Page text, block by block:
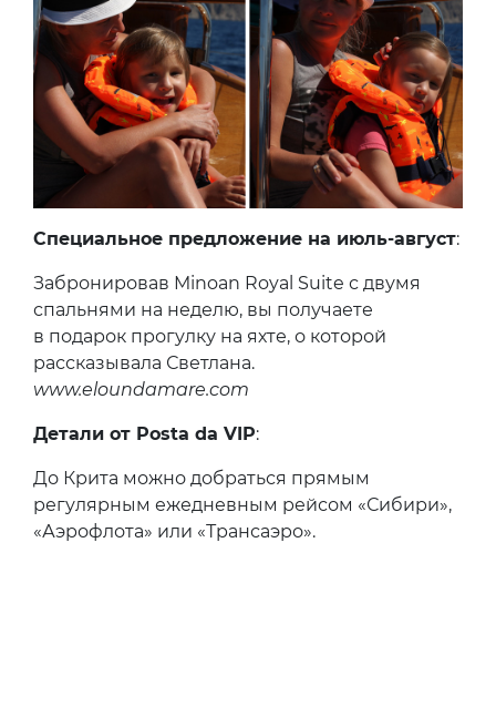
Специальное предложение на июль-август:
Забронировав Minoan Royal Suite с двумя
спальнями на неделю, вы получаете
в подарок прогулку на яхте, о которой
рассказывала Светлана.
www.eloundamare.com
Детали от Posta da VIP:
До Крита можно добраться прямым
регулярным ежедневным рейсом «Сибири»,
«Аэрофлота» или «Трансаэро».